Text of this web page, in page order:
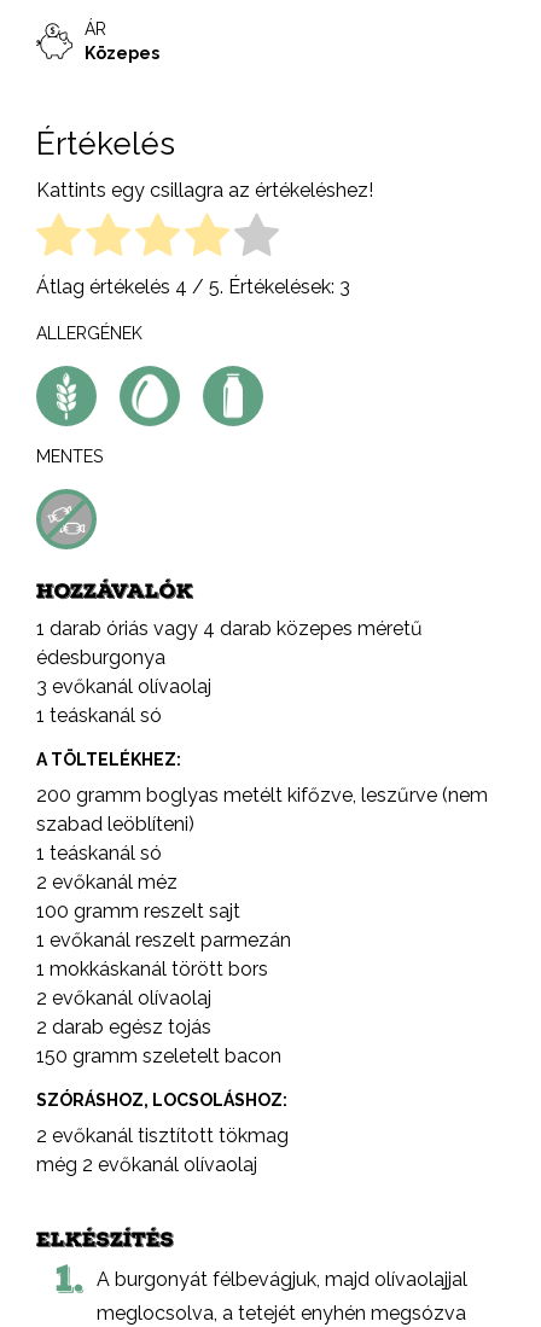
ÁR
Közepes
Értékelés
Kattints egy csillagra az értékeléshez!
Átlag értékelés 4 / 5. Értékelések: 3
ALLERGÉNEK
MENTES
HOZZÁVALÓK
1 darab óriás vagy 4 darab közepes méretű
édesburgonya
3 evőkanál olívaolaj
1 teáskanál só
A TÖLTELÉKHEZ:
200 gramm boglyas metélt kifőzve, leszűrve (nem
szabad leöblíteni)
1 teáskanál só
2 evőkanál méz
100 gramm reszelt sajt
1 evőkanál reszelt parmezán
1 mokkáskanál törött bors
2 evőkanál olívaolaj
2 darab egész tojás
150 gramm szeletelt bacon
SZÓRÁSHOZ, LOCSOLÁSHOZ:
2 evőkanál tisztított tökmag
még 2 evőkanál olívaolaj
ELKÉSZÍTÉS
1. A burgonyát félbevágjuk, majd olívaolajjal
meglocsolva, a tetejét enyhén megsózva